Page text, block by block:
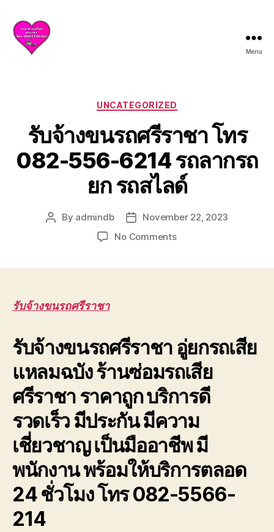
ชลบุรี
บริการ
ครบ
ต้องการ
เหลือ
ฉุกเฉิน
โทร
0800628488
Menu
Categories
UNCATEGORIZED
รับจ้างขนรถศรีราชา โทร
082-556-6214 รถลากรถ
ยก รถสไลด์
Post
By admindb
Post
date
November 22, 2023
No Commentson
6214
รถ
ลาก
รถ
รับจ้างขนรถศรีราชา
รับจ้างขนรถศรีราชา อู่ยกรถเสีย
แหลมฉบัง ร้านซ่อมรถเสีย
ศรีราชา ราคาถูก บริการดี
รวดเร็ว มีประกัน มีความ
เชี่ยวชาญ เป็นมืออาชีพ มี
พนักงาน พร้อมให้บริการตลอด
24 ชั่วโมง โทร 082-5566-
214